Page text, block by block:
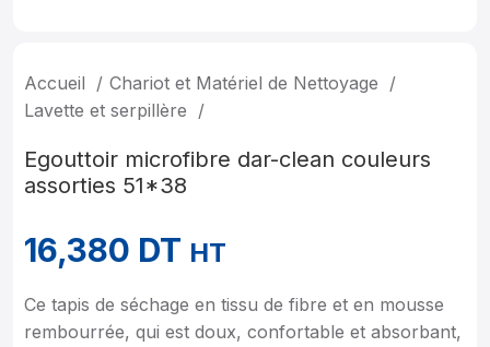
Accueil
Chariot et Matériel de Nettoyage
Lavette et serpillère
Egouttoir microfibre dar-clean couleurs
assorties 51*38
16,380 DT HT
Ce tapis de séchage en tissu de fibre et en mousse
rembourrée, qui est doux, confortable et absorbant,